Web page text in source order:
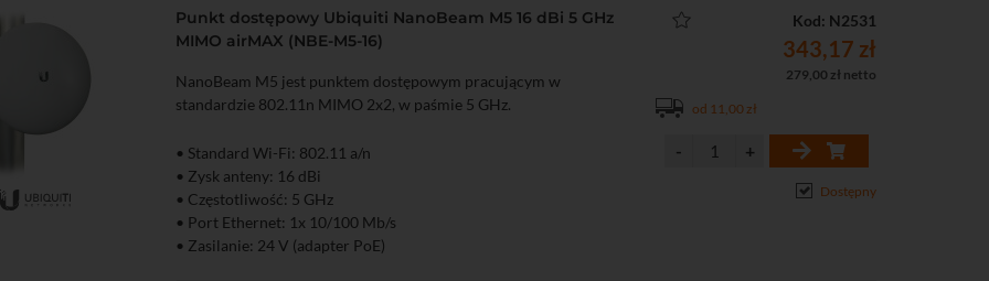
Punkt dostępowy Ubiquiti NanoBeam M5 16 dBi 5 GHz
MIMO airMAX (NBE-M5-16)
NanoBeam M5 jest punktem dostępowym pracującym w
standardzie 802.11n MIMO 2x2, w paśmie 5 GHz.
• Standard Wi-Fi: 802.11 a/n
• Zysk anteny: 16 dBi
• Częstotliwość: 5 GHz
• Port Ethernet: 1x 10/100 Mb/s
• Zasilanie: 24 V (adapter PoE)
Kod: N2531
343,17 zł
279,00 zł netto
od 11,00 zł
Dostępny